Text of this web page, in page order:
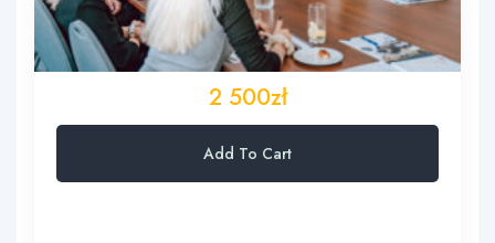
2 500zł
Add To Cart